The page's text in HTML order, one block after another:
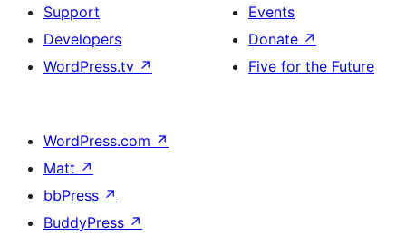
Support
Developers
WordPress.tv ↗
Events
Donate ↗
Five for the Future
WordPress.com ↗
Matt ↗
bbPress ↗
BuddyPress ↗